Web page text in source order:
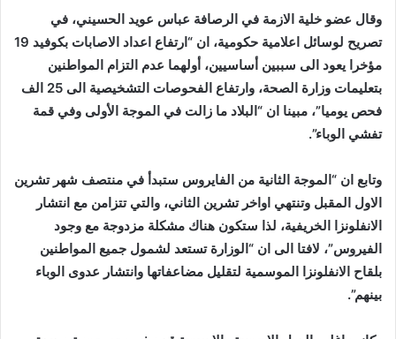
وقال عضو خلية الازمة في الرصافة عباس عويد الحسيني، في
تصريح لوسائل اعلامية حكومية، ان “ارتفاع اعداد الاصابات بكوفيد 19
مؤخرا يعود الى سببين أساسيين، أولهما عدم التزام المواطنين
بتعليمات وزارة الصحة، وارتفاع الفحوصات التشخيصية الى 25 الف
فحص يوميا”، مبينا ان “البلاد ما زالت في الموجة الأولى وفي قمة
تفشي الوباء”.
وتابع ان “الموجة الثانية من الفايروس ستبدأ في منتصف شهر تشرين
الاول المقبل وتنتهي اواخر تشرين الثاني، والتي تتزامن مع انتشار
الانفلونزا الخريفية، لذا ستكون هناك مشكلة مزدوجة مع وجود
الفيروس”، لافتا الى ان “الوزارة تستعد لشمول جميع المواطنين
بلقاح الانفلونزا الموسمية لتقليل مضاعفاتها وانتشار عدوى الوباء
بينهم”.